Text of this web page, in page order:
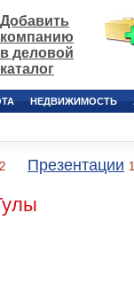
Добавить
компанию
в деловой
каталог
НЕДВИЖИМОСТЬ
Презентации